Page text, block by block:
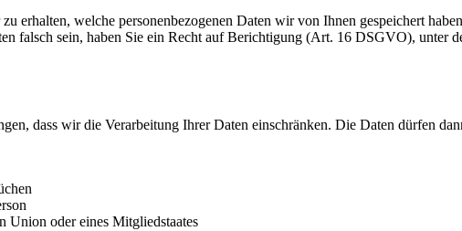
erhalten, welche personenbezogenen Daten wir von Ihnen gespeichert
falsch sein, haben Sie ein Recht auf Berichtigung (Art. 16 DSGVO), unter
dass wir die Verarbeitung Ihrer Daten einschränken. Die Daten dürfen
Union oder eines Mitgliedstaates